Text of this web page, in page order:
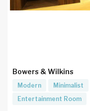
Bowers & Wilkins
Modern Minimalist
Entertainment Room